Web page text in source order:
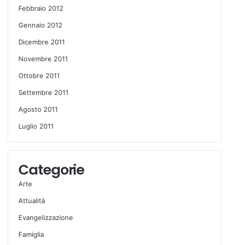
Febbraio 2012
Gennaio 2012
Dicembre 2011
Novembre 2011
Ottobre 2011
Settembre 2011
Agosto 2011
Luglio 2011
Categorie
Arte
Attualità
Evangelizzazione
Famiglia